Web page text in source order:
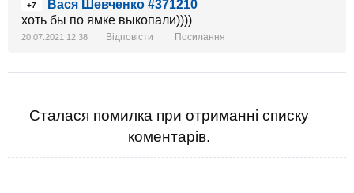
+7
Вася Шевченко #371210
хоть бы по ямке выкопали))))
20.07.2021 12:38 Відповісти Посилання
Сталася помилка при отриманні списку
коментарів.